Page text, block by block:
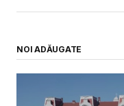
NOI ADĂUGATE